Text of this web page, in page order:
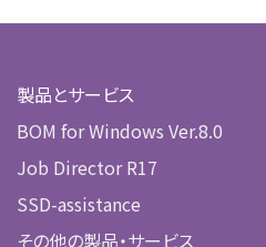
製品とサービス
BOM for Windows Ver.8.0
Job Director R17
SSD-assistance
その他の製品・サービス